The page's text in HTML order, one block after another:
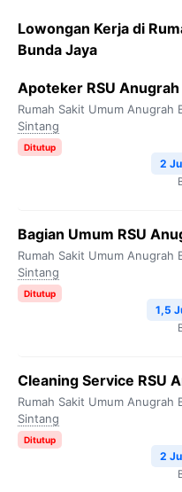
Lowongan Kerja di
Bunda Jaya
Apoteker RSU
Rumah Sakit Umum Anugrah
Sintang
Ditutup
2
Bagian Umum RSU
Rumah Sakit Umum Anugrah
Sintang
Ditutup
1,5
Cleaning Service RSU
Rumah Sakit Umum Anugrah
Sintang
Ditutup
2